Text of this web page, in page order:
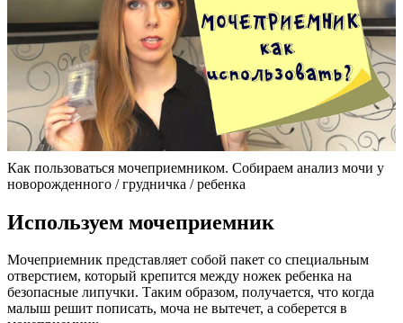
Как пользоваться мочеприемником. Собираем анализ мочи у
новорожденного / грудничка / ребенка
Используем мочеприемник
Мочеприемник представляет собой пакет со специальным
отверстием, который крепится между ножек ребенка на
безопасные липучки. Таким образом, получается, что когда
малыш решит пописать, моча не вытечет, а соберется в